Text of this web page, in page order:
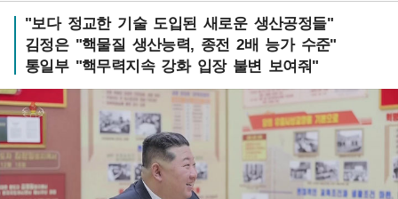
"보다 정교한 기술 도입된 새로운 생산공정들"
김정은 "핵물질 생산능력, 종전 2배 능가 수준"
통일부 "핵무력지속 강화 입장 불변 보여줘"